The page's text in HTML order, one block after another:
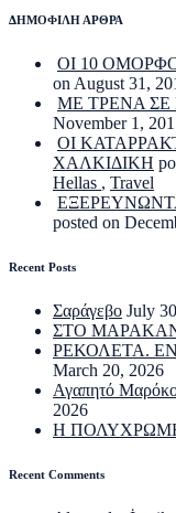
ΔΗΜΟΦΙΛΗ ΑΡΘΡΑ
ΟΙ 10
on August 31,
ΜΕ ΤΡΕΝΑ ΣΕ
November 1,
ΟΙ
ΧΑΛΚΙΔΙΚΗ
Hellas , Travel
posted on
Recent Posts
Σαράγεβο July
ΣΤΟ
ΡΕΚΟΛΕΤΑ.
March 20, 2026
Αγαπητό
2026
Η
Recent Comments